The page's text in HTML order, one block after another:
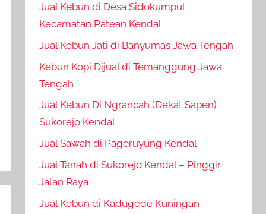
Jual Kebun di Desa Sidokumpul
Kecamatan Patean Kendal
Jual Kebun Jati di Banyumas Jawa Tengah
Kebun Kopi Dijual di Temanggung Jawa
Tengah
Jual Kebun Di Ngrancah (Dekat Sapen)
Sukorejo Kendal
Jual Sawah di Pageruyung Kendal
Jual Tanah di Sukorejo Kendal – Pinggir
Jalan Raya
Jual Kebun di Kadugede Kuningan